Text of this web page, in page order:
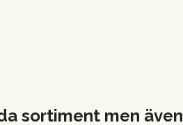
sortiment men även